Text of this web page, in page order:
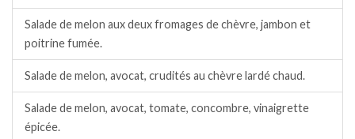
Salade de melon aux deux fromages de chèvre, jambon et
poitrine fumée.
Salade de melon, avocat, crudités au chèvre lardé chaud.
Salade de melon, avocat, tomate, concombre, vinaigrette
épicée.